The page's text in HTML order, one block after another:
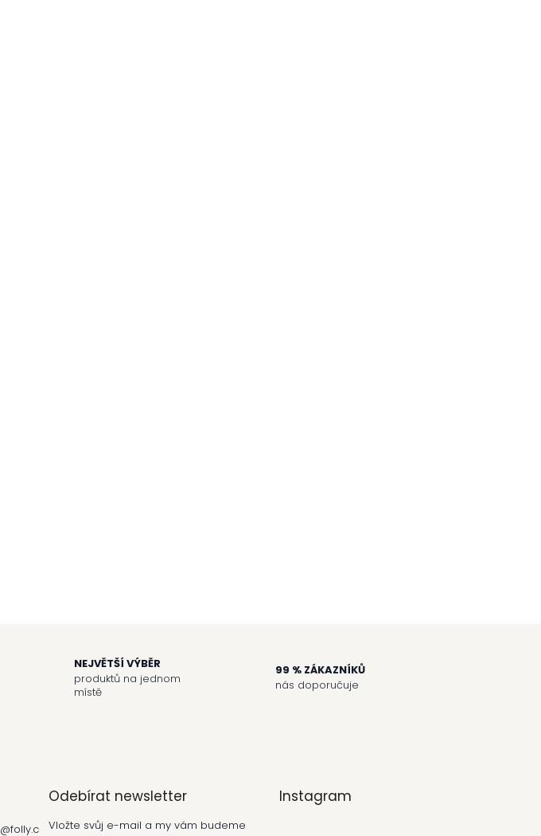
NEJVĚTŠÍ VÝBĚR
produktů na jednom
místě
99 % ZÁKAZNÍKŮ
nás doporučuje
@folly.c
Odebírat newsletter
Vložte svůj e-mail a my vám budeme
Instagram